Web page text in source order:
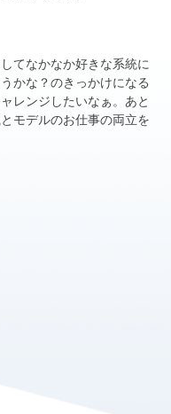
てなかなか好きな系統に
かな？のきっかけになる
レンジしたいなぁ。あと
モデルのお仕事の両立を